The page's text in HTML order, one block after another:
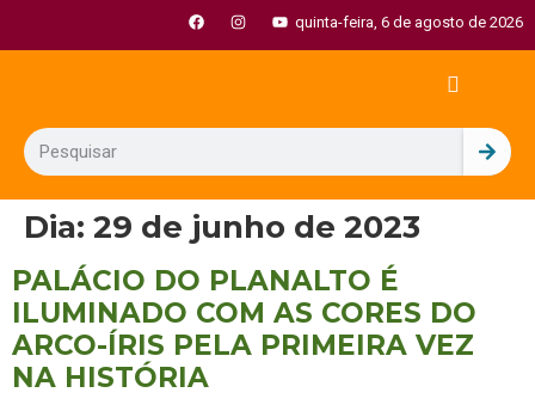
quinta-feira, 6 de agosto de 2026
Dia: 29 de junho de 2023
PALÁCIO DO PLANALTO É
ILUMINADO COM AS CORES DO
ARCO-ÍRIS PELA PRIMEIRA VEZ
NA HISTÓRIA